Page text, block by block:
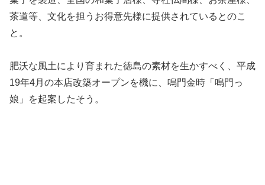
茶道等、文化を担うお得意先様に提供されているとのこ
と。
肥沃な風土により育まれた徳島の素材を生かすべく、平成
19年4月の本店改築オープンを機に、鳴門金時「鳴門っ
娘」を起案したそう。